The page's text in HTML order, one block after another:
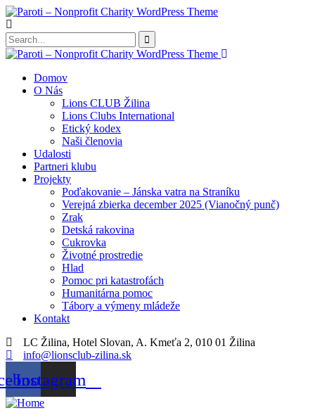
Domov
O Nás
Lions CLUB Žilina
Lions Clubs International
Etický kodex
Naši členovia
Udalosti
Partneri klubu
Projekty
Poďakovanie – Jánska vatra na Straníku
Verejná zbierka december 2025 (Vianočný punč)
Zrak
Detská rakovina
Cukrovka
Životné prostredie
Hlad
Pomoc pri katastrofách
Humanitárna pomoc
Tábory a výmeny mládeže
Kontakt
LC Žilina, Hotel Slovan, A. Kmeťa 2, 010 01 Žilina
info@lionsclub-zilina.sk
Instagram